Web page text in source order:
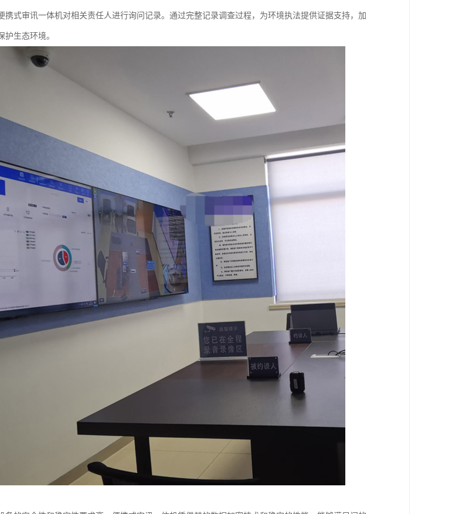
携式审讯一体机对相关责任人进行询问记录。通过完整记录调查过程，为环境执法提供证据支持，加
生态环境。​